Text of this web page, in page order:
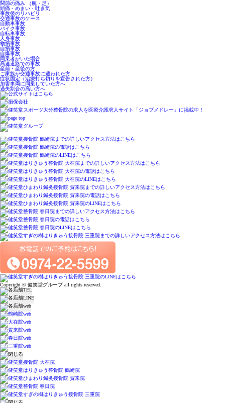
関節の痛み （腕・足）
頭痛・めまい・吐き気
事故後のリハビリ
交通事故のケース
自動車事故
バイク事故
自転車事故
人身事故
物損事故
自損事故
自爆事故
同乗者がいた場合
高速道路での事故
産前・産後の方
ご家族が交通事故に遭われた方
症状固定（治療打ち切りを宣告された方）
加害車両に同乗していた方へ
過失割合の高い方へ
Copyright © 健笑堂グループ all rights reserved.